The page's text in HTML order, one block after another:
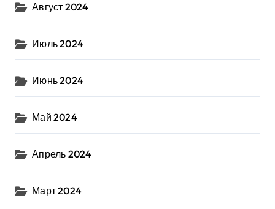
Август 2024
Июль 2024
Июнь 2024
Май 2024
Апрель 2024
Март 2024